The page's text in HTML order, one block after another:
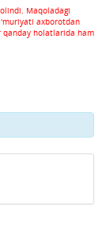
Maqoladagi
axborotdan
qanday holatlarida ham